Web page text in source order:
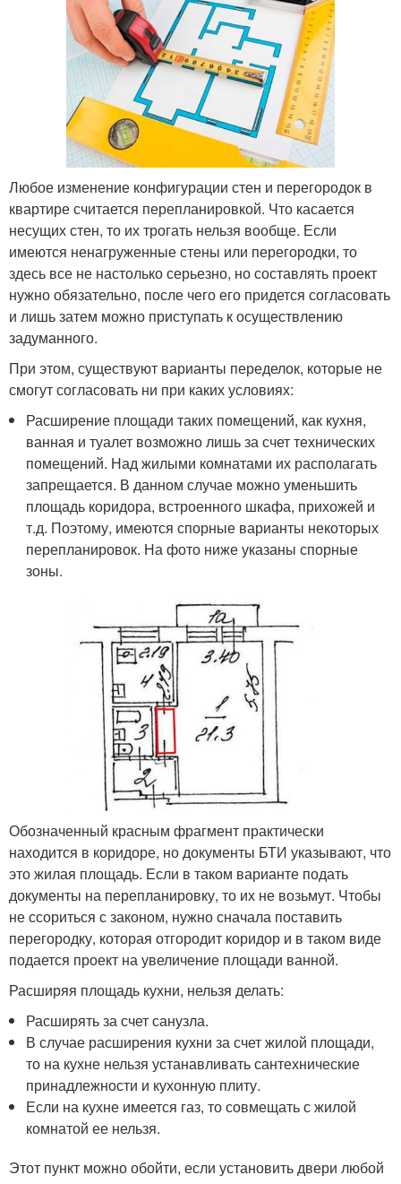
Любое изменение конфигурации стен и перегородок в
квартире считается перепланировкой. Что касается
несущих стен, то их трогать нельзя вообще. Если
имеются ненагруженные стены или перегородки, то
здесь все не настолько серьезно, но составлять проект
нужно обязательно, после чего его придется согласовать
и лишь затем можно приступать к осуществлению
задуманного.
При этом, существуют варианты переделок, которые не
смогут согласовать ни при каких условиях:
Расширение площади таких помещений, как кухня,
ванная и туалет возможно лишь за счет технических
помещений. Над жилыми комнатами их располагать
запрещается. В данном случае можно уменьшить
площадь коридора, встроенного шкафа, прихожей и
т.д. Поэтому, имеются спорные варианты некоторых
перепланировок. На фото ниже указаны спорные
зоны.
Обозначенный красным фрагмент практически
находится в коридоре, но документы БТИ указывают, что
это жилая площадь. Если в таком варианте подать
документы на перепланировку, то их не возьмут. Чтобы
не ссориться с законом, нужно сначала поставить
перегородку, которая отгородит коридор и в таком виде
подается проект на увеличение площади ванной.
Расширяя площадь кухни, нельзя делать:
Расширять за счет санузла.
В случае расширения кухни за счет жилой площади,
то на кухне нельзя устанавливать сантехнические
принадлежности и кухонную плиту.
Если на кухне имеется газ, то совмещать с жилой
комнатой ее нельзя.
Этот пункт можно обойти, если установить двери любой